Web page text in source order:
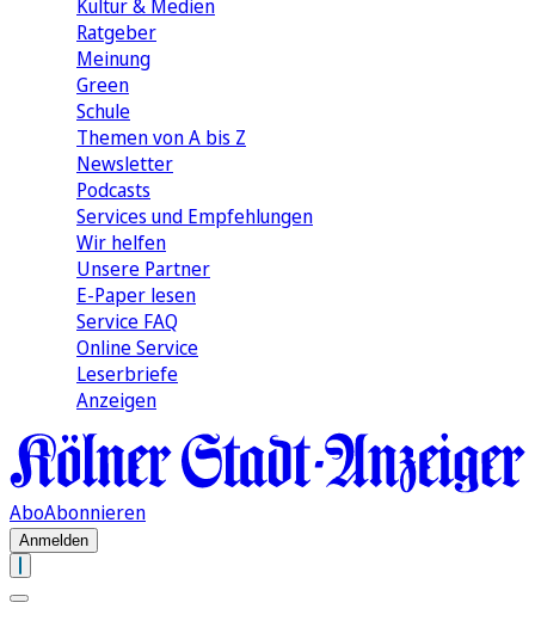
Kultur & Medien
Ratgeber
Meinung
Green
Schule
Themen von A bis Z
Newsletter
Podcasts
Services und Empfehlungen
Wir helfen
Unsere Partner
E-Paper lesen
Service FAQ
Online Service
Leserbriefe
Anzeigen
AboAbonnieren
Anmelden